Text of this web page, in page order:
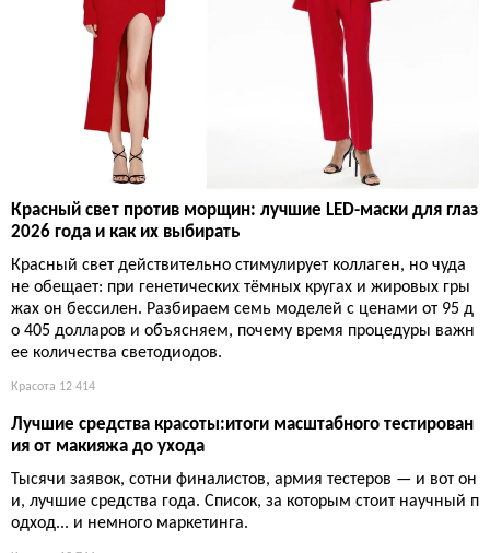
Красный свет против морщин: лучшие LED-маски для глаз
2026 года и как их выбирать
Красный свет действительно стимулирует коллаген, но чуда
не обещает: при генетических тёмных кругах и жировых гры
жах он бессилен. Разбираем семь моделей с ценами от 95 д
о 405 долларов и объясняем, почему время процедуры важн
ее количества светодиодов.
Красота 12 414
Лучшие средства красоты:итоги масштабного тестирован
ия от макияжа до ухода
Тысячи заявок, сотни финалистов, армия тестеров — и вот он
и, лучшие средства года. Список, за которым стоит научный п
одход... и немного маркетинга.